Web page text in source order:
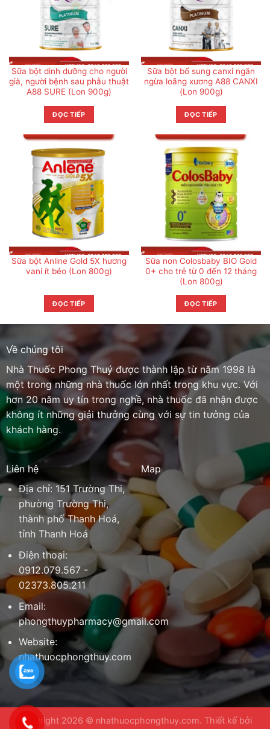
Sữa bột dinh dưỡng cho người
già, người bệnh sau phẫu thuật
A88 SURE (Lon 900g)
ĐỌC TIẾP
Sữa bột bổ sung canxi ngăn
ngừa loãng xương A88 CANXI
(Lon 900g)
ĐỌC TIẾP
Sữa bột Anline Gold 5X hương
vani ít béo (Lon 800g)
ĐỌC TIẾP
Sữa non Colosbaby BIO Gold
0+ cho trẻ từ 0 đến 12 tháng
(Lon 800g)
ĐỌC TIẾP
Về chúng tôi
Nhà Thuốc Phong Thuý được thành lập từ năm 1998 là
một trong những nhà thuốc lớn nhất trong khu vực. Với
hơn 20 năm uy tín trong nghề, nhà thuốc đã nhận được
không ít những giải thưởng cùng với sự tin tưởng của
khách hàng.
Liên hệ
Địa chỉ: 151 Trường Thi,
phường Trường Thi,
thành phố Thanh Hoá,
tỉnh Thanh Hoá
Điện thoại:
0912.079.567 -
02373.805.211
Email:
phongthuypharmacy@gmail.com
Website:
nhathuocphongthuy.com
Map
Copyright 2026 © nhathuocphongthuy.com. Thiết kế bởi